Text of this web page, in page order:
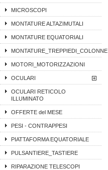
MICROSCOPI
MONTATURE ALTAZIMUTALI
MONTATURE EQUATORIALI
MONTATURE_TREPPIEDI_COLONNE
MOTORI_MOTORIZZAZIONI
OCULARI
OCULARI RETICOLO
ILLUMINATO
OFFERTE del MESE
PESI - CONTRAPPESI
PIATTAFORMA EQUATORIALE
PULSANTIERE_TASTIERE
RIPARAZIONE TELESCOPI